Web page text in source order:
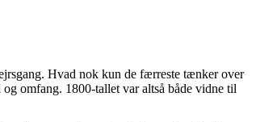
Hvad nok kun de færreste tænker over
omfang. 1800-tallet var altså både vidne til